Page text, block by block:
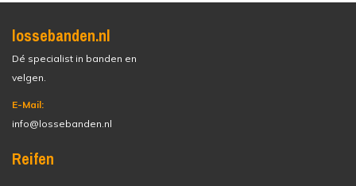
lossebanden.nl
Dé specialist in banden en
velgen.
E-Mail:
info@lossebanden.nl
Reifen